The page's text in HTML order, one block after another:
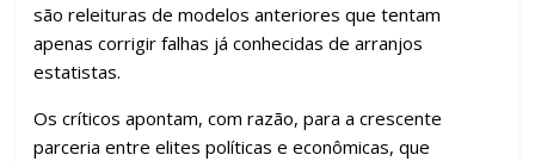
são releituras de modelos anteriores que tentam
apenas corrigir falhas já conhecidas de arranjos
estatistas.
Os críticos apontam, com razão, para a crescente
parceria entre elites políticas e econômicas, que